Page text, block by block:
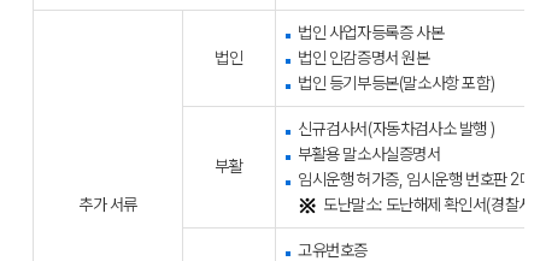
추가 서류
법인
법인 사업자등록증 사본
법인 인감증명서 원본
법인 등기부등본(말소사항 포함)
부활
신규검사서(자동차검사소 발행 )
부활용 말소사실증명서
임시운행 허가증, 임시운행 번호판 2매
도난말소: 도난해제 확인서(경찰서
고유번호증